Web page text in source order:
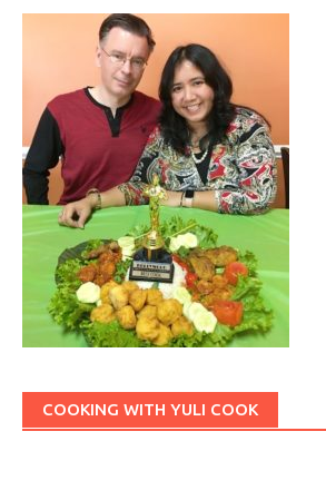
COOKING WITH YULI COOK